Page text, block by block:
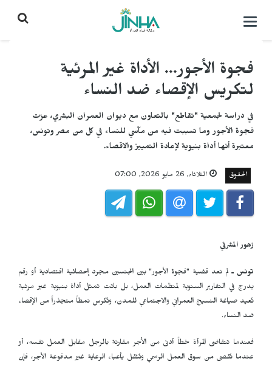
التحكم
فجوة الأجور... الأداة غير المرئية
لتكريس الإقصاء ضد النساء
في دراسة لجمعية "تقاطع" بالتعاون مع ديوان العمران البشري، عرّت
فجوة الأجور وما تسببت فيه من مآسي للنساء في كل من مصر وتونس،
معتبرة أنها أداة بنيوية لإعادة التمييز والاقصاء.
الحقوق الثلاثاء, 26 مايو 2026, 07:00
زهور المشرقي
تونس ـلم تعد قضية "فجوة الأجور" بين الجنسين مجرد إحصائية اقتصادية أو رقم
يدرج في التقارير السنوية لمنظمات العمل، بل باتت تمثل أداة بنيوية غير مرئية
تُعيد صياغة النسيج العمراني والاجتماعي للمدن، وتُكرس نمطاً متجذراً من الإقصاء
ضد النساء.
فعندما تتقاضى المرأة خطاً أدنى من الأجر مقارنة بالرجل مقابل العمل نفسه، أو
عندما تُقصى من سوق العمل الرسمي وتُثقل بأعباء الرعاية غير مدفوعة الأجر، فإن